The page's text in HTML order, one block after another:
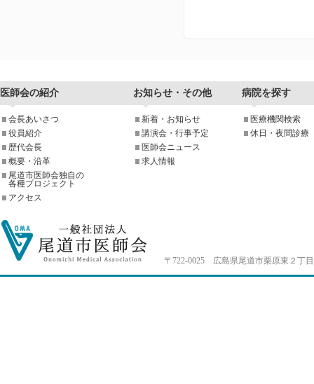
医師会の紹介 お知らせ・その他 病院を探す
会長あいさつ
役員紹介
歴代会長
概要・沿革
尾道市医師会独自の
各種プロジェクト
アクセス
新着・お知らせ
講演会・行事予定
医師会ニュース
求人情報
医療機関検索
休日・夜間診療
〒722-0025 広島県尾道市栗原東２丁